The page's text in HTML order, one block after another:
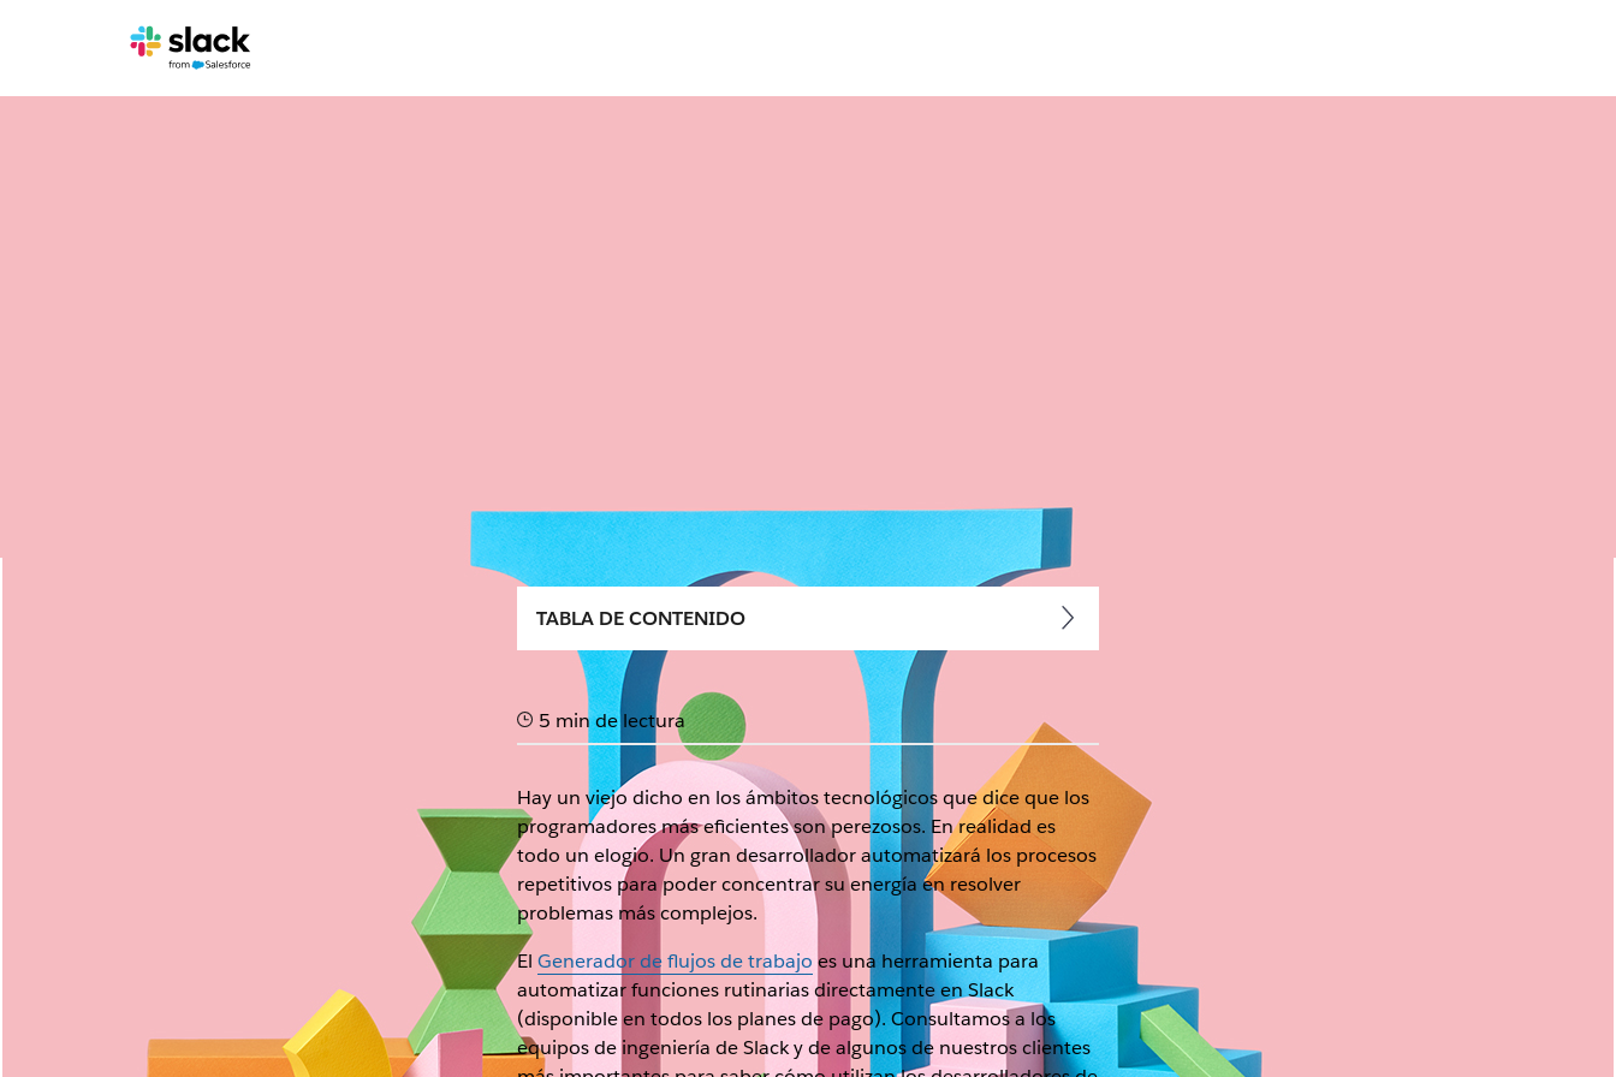
TABLA DE CONTENIDO
5 min de lectura
Hay un viejo dicho en los ámbitos tecnológicos que dice que los
programadores más eficientes son perezosos. En realidad es
todo un elogio. Un gran desarrollador automatizará los procesos
repetitivos para poder concentrar su energía en resolver
problemas más complejos.
El Generador de flujos de trabajo es una herramienta para
automatizar funciones rutinarias directamente en Slack
(disponible en todos los planes de pago). Consultamos a los
equipos de ingeniería de Slack y de algunos de nuestros clientes